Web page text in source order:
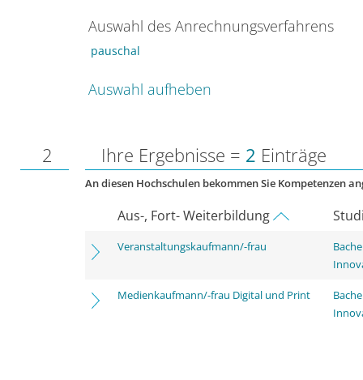
Auswahl des Anrechnungsverfahrens
pauschal
Auswahl aufheben
2 Ihre Ergebnisse = 2 Einträge
An diesen Hochschulen bekommen Sie Kompetenzen
Aus-, Fort- Weiterbildung
Veranstaltungskaufmann/-frau
Medienkaufmann/-frau Digital und Print